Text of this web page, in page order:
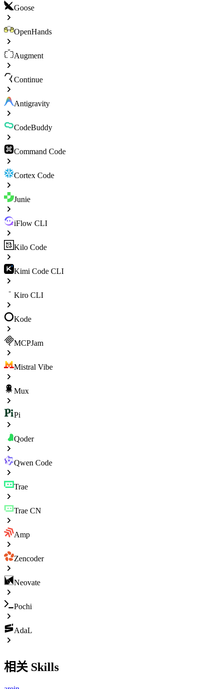
Goose
OpenHands
Augment
Continue
Antigravity
CodeBuddy
Command Code
Cortex Code
Junie
iFlow CLI
Kilo Code
Kimi Code CLI
Kiro CLI
Kode
MCPJam
Mistral Vibe
Mux
Pi
Qoder
Qwen Code
Trae
Trae CN
Amp
Zencoder
Neovate
Pochi
AdaL
相关 Skills